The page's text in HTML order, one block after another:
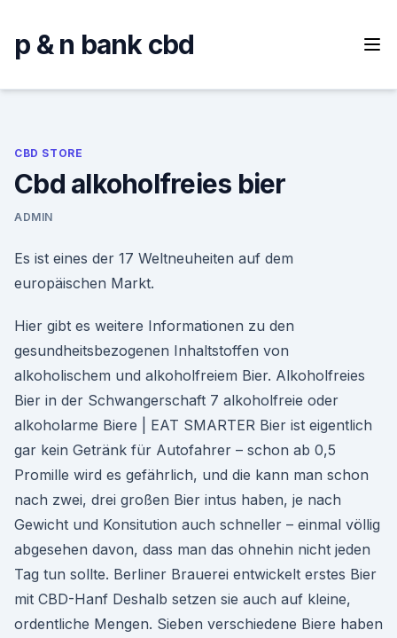
content
p & n bank cbd
CBD STORE
Cbd alkoholfreies bier
ADMIN
Es ist eines der 17 Weltneuheiten auf dem
europäischen Markt.
Hier gibt es weitere Informationen zu den
gesundheitsbezogenen Inhaltstoffen von
alkoholischem und alkoholfreiem Bier. Alkoholfreies
Bier in der Schwangerschaft 7 alkoholfreie oder
alkoholarme Biere | EAT SMARTER Bier ist eigentlich
gar kein Getränk für Autofahrer – schon ab 0,5
Promille wird es gefährlich, und die kann man schon
nach zwei, drei großen Bier intus haben, je nach
Gewicht und Konsitution auch schneller – einmal völlig
abgesehen davon, dass man das ohnehin nicht jeden
Tag tun sollte. Berliner Brauerei entwickelt erstes Bier
mit CBD-Hanf Deshalb setzen sie auch auf kleine,
ordentliche Mengen. Sieben verschiedene Biere haben